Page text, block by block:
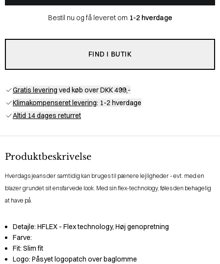
Bestil nu og få leveret om 1-2 hverdage
FIND I BUTIK
Gratis levering ved køb over DKK 499,-
Klimakompenseret levering: 1-2 hverdage
Altid 14 dages returret
Produktbeskrivelse
Hverdags jeans der samtidig kan bruges til pænere lejligheder - evt. med en
blazer grundet sit ensfarvede look. Med sin flex-technology, føles den behagelig
at have på.
Detajle: HFLEX - Flex technology, Høj genopretning
Farve:
Fit: Slim fit
Logo: Påsyet logopatch over baglomme